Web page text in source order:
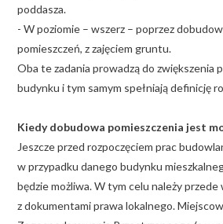
poddasza.
- W poziomie – wszerz – poprzez
pomieszczeń, z zajęciem gruntu.
Oba te zadania prowadzą do zwiększenia
budynku i tym samym spełniają definicję
Kiedy dobudowa pomieszczenia jest
Jeszcze przed rozpoczęciem prac
w przypadku danego budynku
będzie możliwa. W tym celu należy przede
z dokumentami prawa lokalnego.